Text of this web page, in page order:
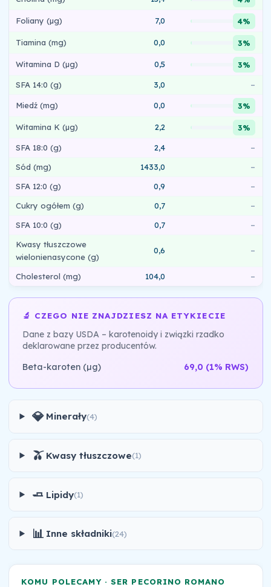
Foliany (µg) 7,0 4%
Tiamina (mg) 0,0 3%
Witamina D (µg) 0,5 3%
SFA 14:0 (g) 3,0 –
Miedź (mg) 0,0 3%
Witamina K (µg) 2,2 3%
SFA 18:0 (g) 2,4
–
Sód (mg)
1433,0
–
SFA 12:0 (g)
0,9
–
Cukry ogółem (g)
0,7
–
SFA 10:0 (g)
0,7
–
Kwasy tłuszczowe
wielonienasycone (g)
0,6 –
Cholesterol (mg) 104,0 –
🔬 CZEGO NIE ZNAJDZIESZ NA ETYKIECIE
Dane z bazy USDA – karotenoidy i związki rzadko
deklarowane przez producentów.
Beta-karoten (µg)
69,0 (1% RWS)
💎 Minerały(4)
🫒 Kwasy tłuszczowe(1)
🧈 Lipidy(1)
📊 Inne składniki(24)
KOMU POLECAMY · SER PECORINO ROMANO